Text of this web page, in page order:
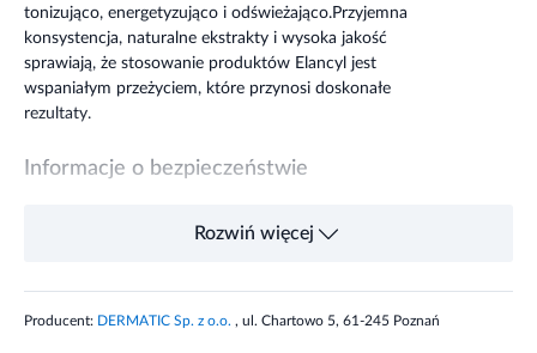
tonizująco, energetyzująco i odświeżająco.Przyjemna
konsystencja, naturalne ekstrakty i wysoka jakość
sprawiają, że stosowanie produktów Elancyl jest
wspaniałym przeżyciem, które przynosi doskonałe
rezultaty.
Informacje o bezpieczeństwie
Nie stosować podczas ciąży lub karmienia piersią. Unikać
kontaktu z oczami. Nie stosować na podrażnioną skórę.
Rozwiń więcej
Producent: DERMATIC Sp. z o.o. , ul. Chartowo 5, 61-245 Poznań